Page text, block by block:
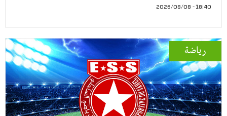
18:40 - 2026/08/08
رياضة